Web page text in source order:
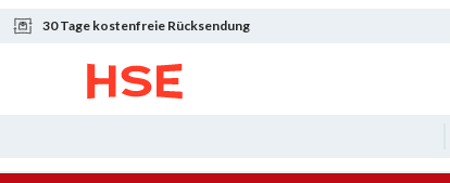
30 Tage kostenfreie Rücksendung